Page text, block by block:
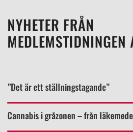
NYHETER FRÅN
MEDLEMSTIDNINGEN
”Det är ett ställningstagande”